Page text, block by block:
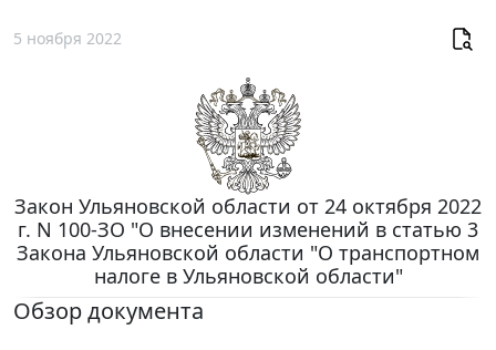
5 ноября 2022
Закон Ульяновской области от 24 октября 2022
г. N 100-ЗО "О внесении изменений в статью 3
Закона Ульяновской области "О транспортном
налоге в Ульяновской области"
Обзор документа